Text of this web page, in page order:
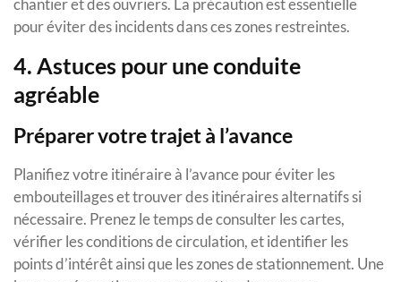
chantier et des ouvriers. La précaution est essentielle
pour éviter des incidents dans ces zones restreintes.
4. Astuces pour une conduite
agréable
Préparer votre trajet à l’avance
Planifiez votre itinéraire à l’avance pour éviter les
embouteillages et trouver des itinéraires alternatifs si
nécessaire. Prenez le temps de consulter les cartes,
vérifier les conditions de circulation, et identifier les
points d’intérêt ainsi que les zones de stationnement. Une